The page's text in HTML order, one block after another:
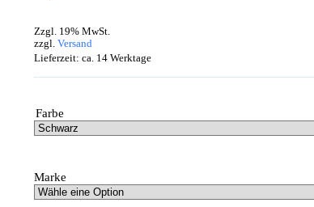
Zzgl. 19% MwSt.
zzgl. Versand
Lieferzeit: ca. 14 Werktage
Farbe
Marke